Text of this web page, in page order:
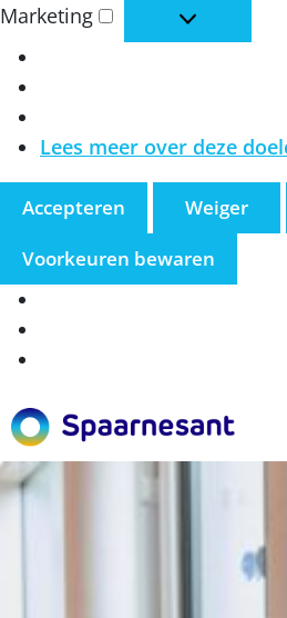
Marketing
Marketing
Lees meer over deze
Accepteren Weiger
Voorkeuren bewaren